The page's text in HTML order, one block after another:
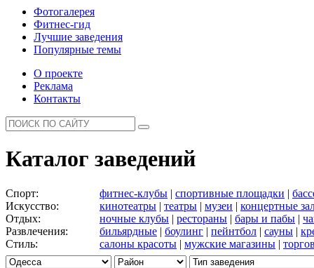
Фотогалерея
Фитнес-гид
Лучшие заведения
Популярные темы
О проекте
Реклама
Контакты
Каталог заведений
Спорт: фитнес-клубы | спортивные площадки |
Искусство:
кинотеатры | театры | музеи | концертные
Отдых:
ночные клубы | рестораны | бары и пабы |
Развлечения:
бильярдные | боулинг | пейнтбол | сауны |
Стиль:
салоны красоты | мужские магазины |